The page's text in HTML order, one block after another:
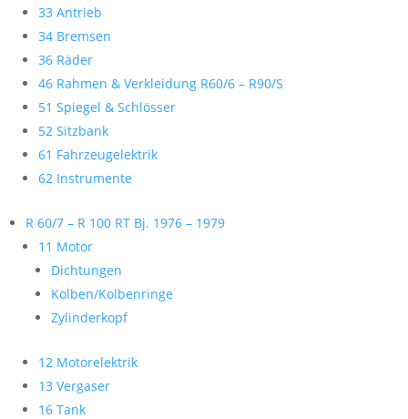
33 Antrieb
34 Bremsen
36 Räder
46 Rahmen & Verkleidung R60/6 – R90/S
51 Spiegel & Schlösser
52 Sitzbank
61 Fahrzeugelektrik
62 Instrumente
R 60/7 – R 100 RT Bj. 1976 – 1979
11 Motor
Dichtungen
Kolben/Kolbenringe
Zylinderkopf
12 Motorelektrik
13 Vergaser
16 Tank